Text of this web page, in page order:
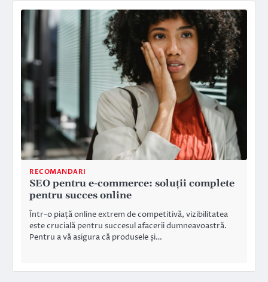
RECOMANDARI
SEO pentru e-commerce: soluții complete
pentru succes online
Într-o piață online extrem de competitivă, vizibilitatea
este crucială pentru succesul afacerii dumneavoastră.
Pentru a vă asigura că produsele și…